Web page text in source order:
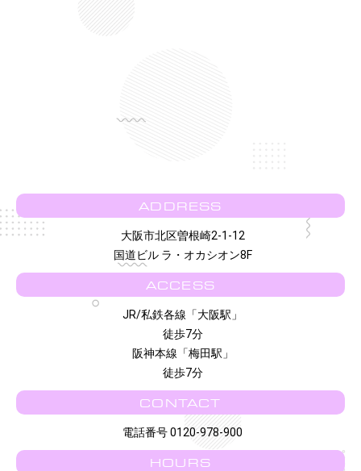
ADDRESS
大阪市北区曽根崎2-1-12
国道ビル ラ・オカシオン8F
ACCESS
JR/私鉄各線「大阪駅」
徒歩7分
阪神本線「梅田駅」
徒歩7分
CONTACT
電話番号 0120-978-900
HOURS